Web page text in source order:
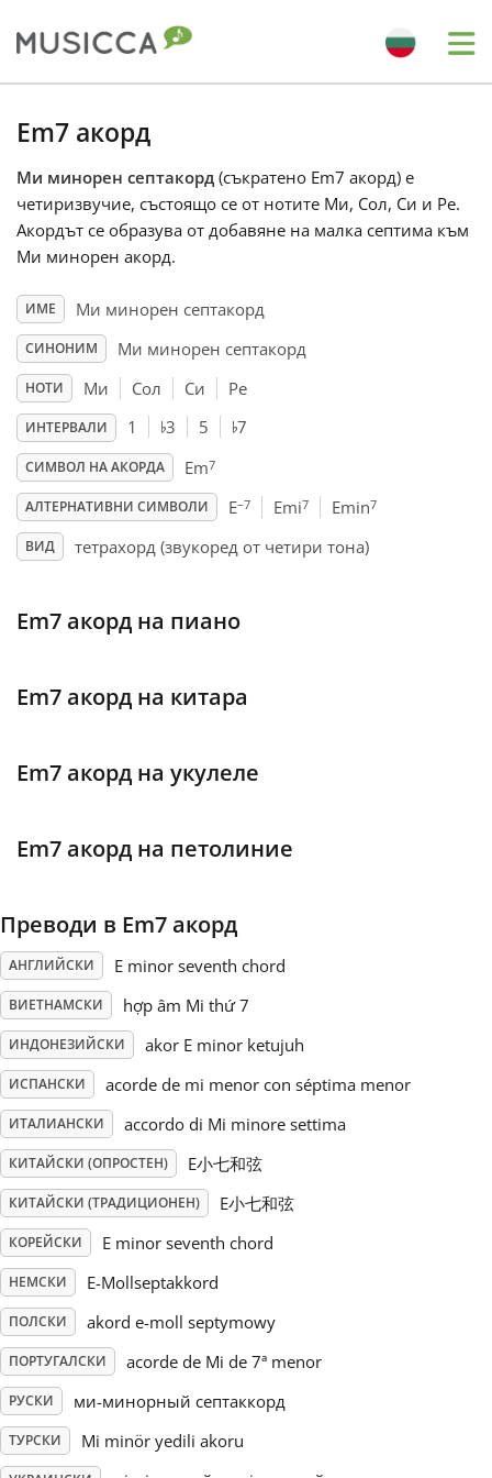
Български
Dansk
English
Español
Português
Русский
Svenska
Tiếng Việt
Türkçe
简体中文
繁體中文
Em7 акорд
Ми минорен септакорд (съкратено Em7 акорд) е
четиризвучие, състоящо се от нотите Ми, Сол, Си и Ре.
Акордът се образува от добавяне на малка септима към
Ми минорен акорд.
ИМЕ Ми минорен септакорд
СИНОНИМ Ми минорен септакорд
НОТИ Ми Сол Си Ре
ИНТЕРВАЛИ 1 ♭3 5 ♭7
СИМВОЛ НА АКОРДА Em7
АЛТЕРНАТИВНИ СИМВОЛИ E–7 Emi7 Emin7
ВИД тетрахорд (звукоред от четири тона)
Em7 акорд на пиано
Em7 акорд на китара
Em7 акорд на укулеле
Em7 акорд на петолиние
Преводи в Em7 акорд
АНГЛИЙСКИ E minor seventh chord
ВИЕТНАМСКИ hợp âm Mi thứ 7
ИНДОНЕЗИЙСКИ akor E minor ketujuh
ИСПАНСКИ acorde de mi menor con séptima menor
ИТАЛИАНСКИ accordo di Mi minore settima
КИТАЙСКИ (ОПРОСТЕН) E小七和弦
КИТАЙСКИ (ТРАДИЦИОНЕН) E小七和弦
КОРЕЙСКИ E minor seventh chord
НЕМСКИ E-Mollseptakkord
ПОЛСКИ akord e-moll septymowy
ПОРТУГАЛСКИ acorde de Mi de 7ª menor
РУСКИ ми-минорный септаккорд
ТУРСКИ Mi minör yedili akoru